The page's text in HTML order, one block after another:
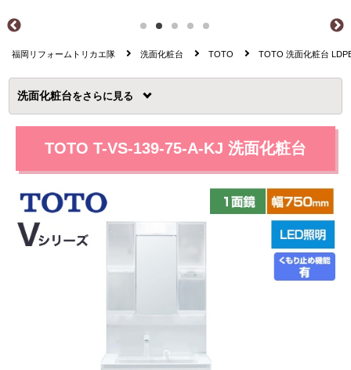
福岡リフォームトリカエ隊 洗面化粧台 TOTO TOTO 洗面化粧台
洗面化粧台を
TOTO T-VS-139-75-A-KJ 洗面化粧台